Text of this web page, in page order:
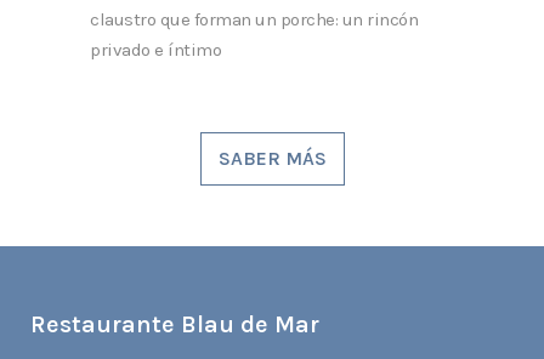
claustro que forman un porche: un rincón
privado e íntimo
SABER MÁS
Restaurante Blau de Mar